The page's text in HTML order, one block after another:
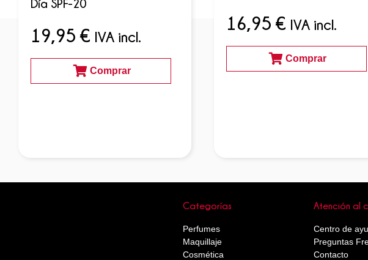
Día SPF-20
19,95€ IVA incl.
Comprar
16,95€ IVA incl.
Comprar
Categorías
Perfumes
Maquillaje
Cosmética
Atención al
Centro de
Preguntas
Contacto